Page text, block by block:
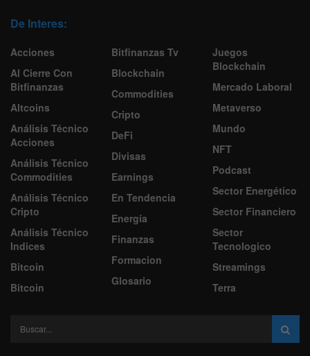
De Interes:
Acciones
Al Cierre Con
Bitfinanzas
Altcoins
Análisis Técnico
Acciones
Análisis Técnico
Commodities
Análisis Técnico
Cripto
Análisis Técnico
Indices
Bitcoin
Bitcoin
Bitfinanzas Tv
Blockchain
Commodities
Cripto
DeFi
Divisas
Earnings
En Tendencia
Energía
Finanzas
Formacion
Glosario
Juegos
Blockchain
Mercado Laboral
Metaverso
Mundo
NFT
Podcast
Sector Energético
Sector Financiero
Sector
Tecnologico
Streamings
Terra